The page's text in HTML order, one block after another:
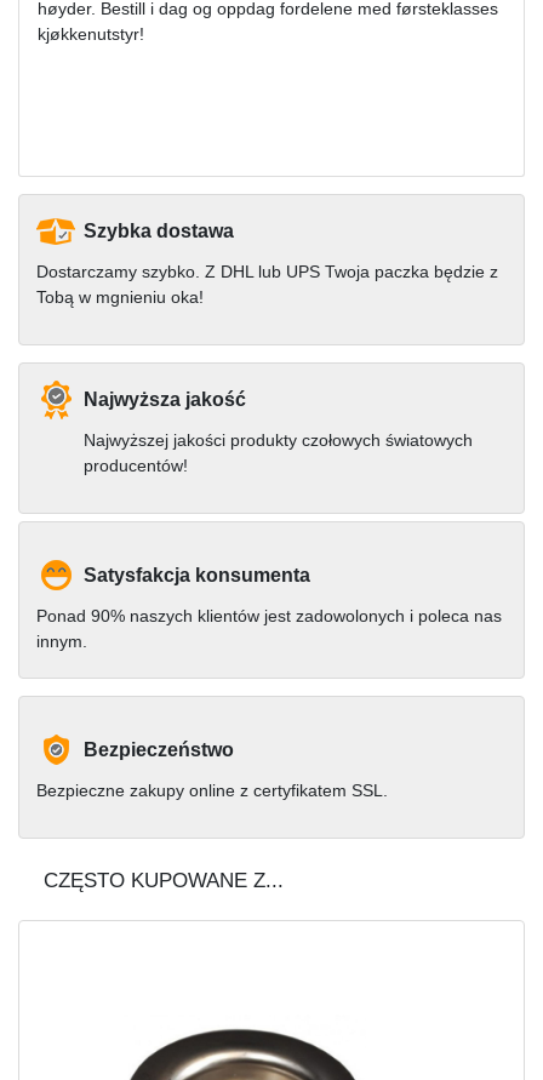
høyder. Bestill i dag og oppdag fordelene med førsteklasses
kjøkkenutstyr!
Szybka dostawa
Dostarczamy szybko. Z DHL lub UPS Twoja paczka będzie z
Tobą w mgnieniu oka!
Najwyższa jakość
Najwyższej jakości produkty czołowych światowych
producentów!
Satysfakcja konsumenta
Ponad 90% naszych klientów jest zadowolonych i poleca nas
innym.
Bezpieczeństwo
Bezpieczne zakupy online z certyfikatem SSL.
CZĘSTO KUPOWANE Z...